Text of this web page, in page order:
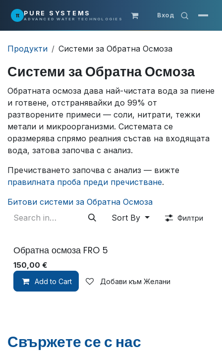
π PURE SYSTEMS
ADVANCED WATER TECHNOLOGIES
Вход
Продукти Системи за Обратна Осмоза
Системи за Обратна Осмоза
Обратната осмоза дава най-чистата вода за пиене
и готвене, отстранявайки до 99% от
разтворените примеси — соли, нитрати, тежки
метали и микроорганизми. Системата се
оразмерява спрямо реалния състав на входящата
вода, затова започва с анализ.
Пречистването започва с анализ — вижте
правилната проба преди пречистване.
Битови системи за Обратна Осмоза
Sort By
Филтри
Обратна осмоза FRO 5
150,00 €
Add to Cart Добави към Желани
Свържете се с нас